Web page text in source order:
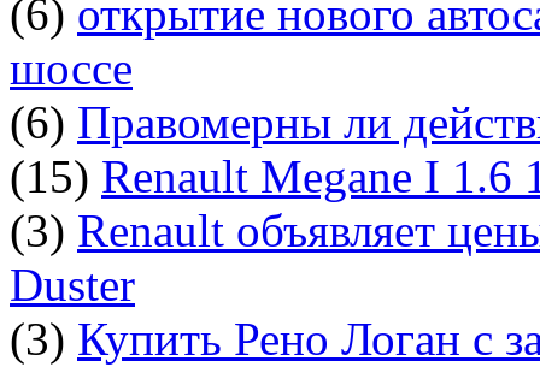
(6) открытие нового
шоссе
(6) Правомерны ли
(15) Renault Megane I 1.6
(3) Renault объявляет
Duster
(3) Купить Рено Логан с